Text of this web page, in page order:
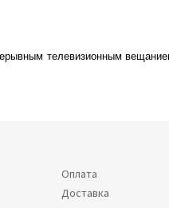
телевизионным
Оплата
Доставка